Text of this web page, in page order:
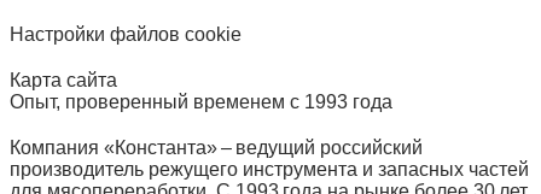
Настройки файлов cookie
Карта сайта
Опыт, проверенный временем с 1993 года
Компания «Константа» – ведущий российский
производитель режущего инструмента и запасных частей